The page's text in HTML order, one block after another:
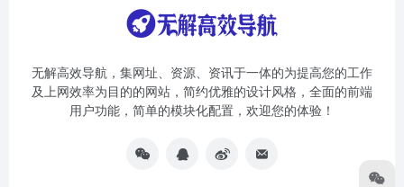
无解高效导航，集网址、资源、资讯于一体的为提高您的工作
及上网效率为目的的网站，简约优雅的设计风格，全面的前端
用户功能，简单的模块化配置，欢迎您的体验！